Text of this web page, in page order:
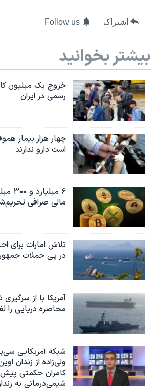
اشتراک Follow us
بیشتر بخوانید
خروج یک میلیون
رسمی در ایران
چهار هزار بیمار
است دارو ندارند
۶
مالی صرافی
تلاش امارات برای
در پی حملات
آمریکا با از سرگیری
محاصره دریایی را
شبکه آمریکایی
ولی‌زاده از زندان
کامران حکمتی پیش
شیمی‌درمانی به